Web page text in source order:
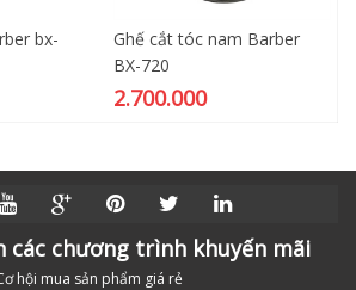
bx-
Ghế cắt tóc nam Barber
BX-720
2.700.000
các chương trình khuyến mãi
hội mua sản phẩm giá rẻ